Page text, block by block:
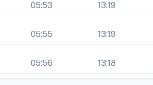
05:53 13:19
05:55 13:19
05:56 13:18